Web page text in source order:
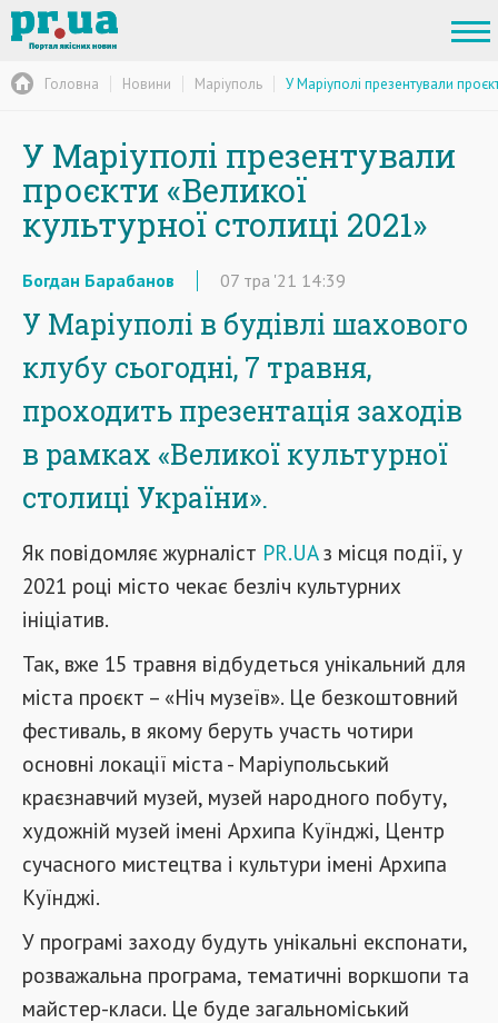
Головна Новини Маріуполь У Маріуполі презентували
У Маріуполі презентували
проєкти «Великої
культурної столиці 2021»
Богдан Барабанов 07 тра '21 14:39
У Маріуполі в будівлі шахового
клубу сьогодні, 7 травня,
проходить презентація заходів
в рамках «Великої культурної
столиці України».
Як повідомляє журналіст PR.UAз місця події, у
2021 році місто чекає безліч культурних
ініціатив.
Так, вже 15 травня відбудеться унікальний для
міста проєкт – «Ніч музеїв». Це безкоштовний
фестиваль, в якому беруть участь чотири
основні локації міста - Маріупольський
краєзнавчий музей, музей народного побуту,
художній музей імені Архипа Куїнджі, Центр
сучасного мистецтва і культури імені Архипа
Куїнджі.
У програмі заходу будуть унікальні експонати,
розважальна програма, тематичні воркшопи та
майстер-класи. Це буде загальноміський